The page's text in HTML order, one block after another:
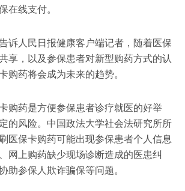
在线支付。
诉人民日报健康客户端记者，随着医保
享，以及参保患者对新型购药方式的认
购药将会成为未来的趋势。
购药是方便参保患者诊疗就医的好举
的风险。中国政法大学社会法研究所所
医保卡购药可能出现参保患者个人信息
网上购药缺少现场诊断造成的医患纠
助参保人欺诈骗保等问题。